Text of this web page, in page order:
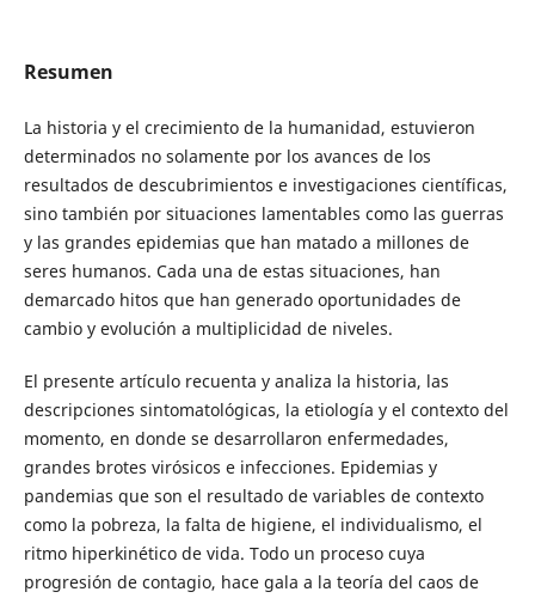
Resumen
La historia y el crecimiento de la humanidad, estuvieron
determinados no solamente por los avances de los
resultados de descubrimientos e investigaciones científicas,
sino también por situaciones lamentables como las guerras
y las grandes epidemias que han matado a millones de
seres humanos. Cada una de estas situaciones, han
demarcado hitos que han generado oportunidades de
cambio y evolución a multiplicidad de niveles.
El presente artículo recuenta y analiza la historia, las
descripciones sintomatológicas, la etiología y el contexto del
momento, en donde se desarrollaron enfermedades,
grandes brotes virósicos e infecciones. Epidemias y
pandemias que son el resultado de variables de contexto
como la pobreza, la falta de higiene, el individualismo, el
ritmo hiperkinético de vida. Todo un proceso cuya
progresión de contagio, hace gala a la teoría del caos de